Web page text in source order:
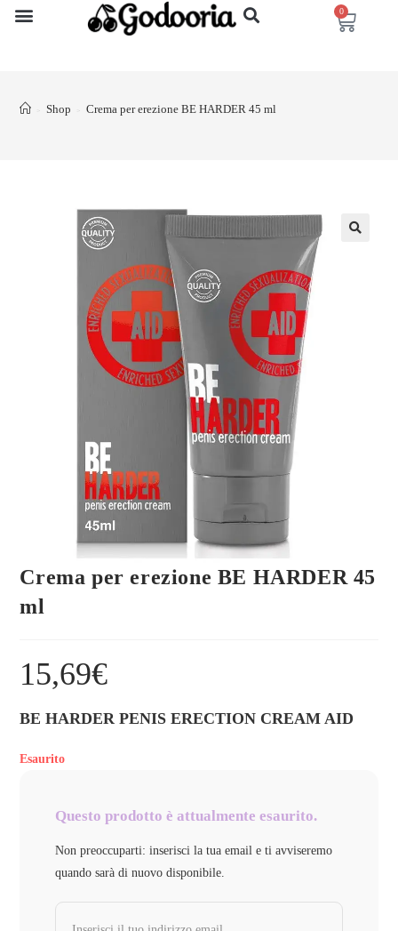
0
> Shop > Crema per erezione BE HARDER 45 ml
Crema per erezione BE HARDER 45
ml
15,69€
BE HARDER PENIS ERECTION CREAM AID
Esaurito
Questo prodotto è attualmente esaurito.
Non preoccuparti: inserisci la tua email e ti avviseremo
quando sarà di nuovo disponibile.